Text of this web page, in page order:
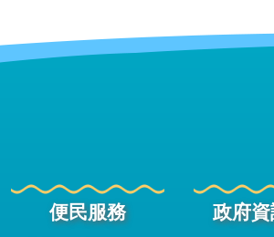
便民服務 政府資